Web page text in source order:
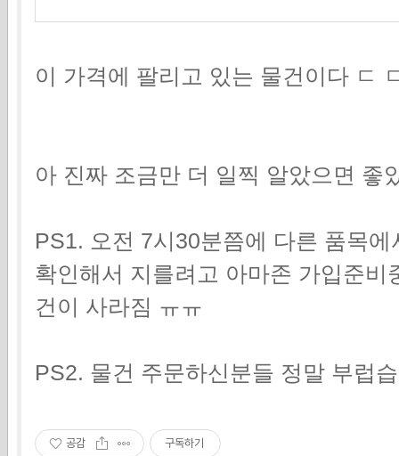
이 가격에 팔리고 있는 물건이다 ㄷ
아 진짜 조금만 더 일찍 알았으면 좋
PS1. 오전 7시30분쯤에 다른 품목
확인해서 지를려고 아마존 가입준
건이 사라짐 ㅠㅠ
PS2. 물건 주문하신분들 정말 부럽
공감 구독하기